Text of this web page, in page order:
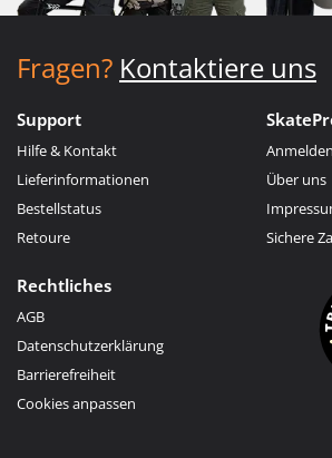
Fragen? Kontaktiere uns
Support
Hilfe & Kontakt
Lieferinformationen
Bestellstatus
Retoure
Anmelden
Über uns
Sichere
Rechtliches
AGB
Datenschutzerklärung
Barrierefreiheit
Cookies anpassen